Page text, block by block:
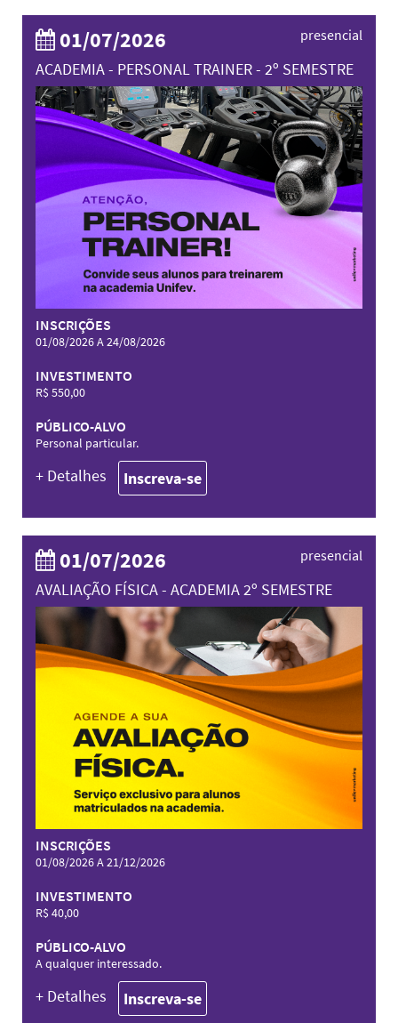
presencial
01/07/2026
ACADEMIA - PERSONAL TRAINER - 2º SEMESTRE
INSCRIÇÕES
01/08/2026 A 24/08/2026
INVESTIMENTO
R$ 550,00
PÚBLICO-ALVO
Personal particular.
+ Detalhes Inscreva-se
presencial
01/07/2026
AVALIAÇÃO FÍSICA - ACADEMIA 2º SEMESTRE
INSCRIÇÕES
01/08/2026 A 21/12/2026
INVESTIMENTO
R$ 40,00
PÚBLICO-ALVO
A qualquer interessado.
+ Detalhes Inscreva-se